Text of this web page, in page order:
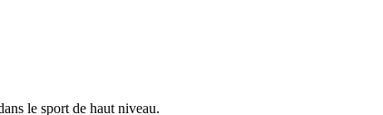
le sport de haut niveau.